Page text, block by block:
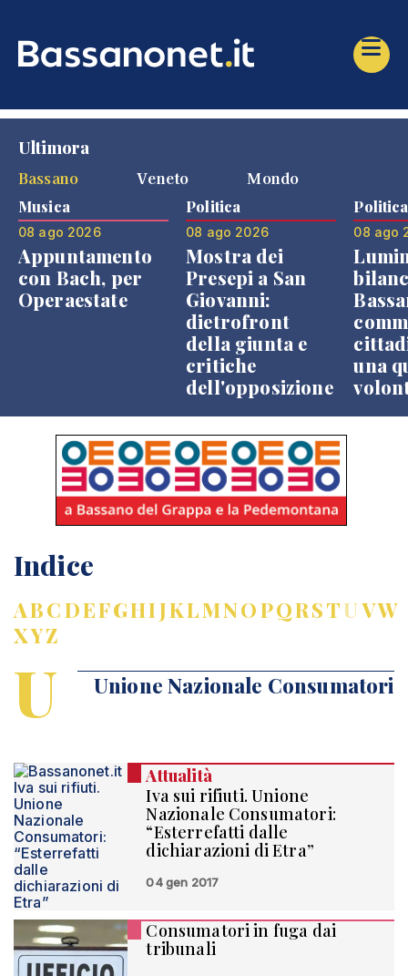
Ultimora
Bassano
Veneto Mondo
Musica
08 ago 2026
Appuntamento
con Bach, per
Operaestate
Politica
08 ago 2026
Mostra dei
Presepi a San
Giovanni:
dietrofront
della giunta e
critiche
dell'opposizione
Politica
08 ago
una
Indice
ABCDEFGHIJKLMNOPQRSTUVW
XYZ
U Unione Nazionale Consumatori
Attualità
Iva sui rifiuti. Unione
Nazionale Consumatori:
“Esterrefatti dalle
dichiarazioni di Etra”
04 gen 2017
Consumatori in fuga dai
tribunali